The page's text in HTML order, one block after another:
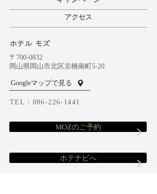
​アクセス
ホテル モズ
〒700-0832
岡山県岡山市北区京橋南町5-20
Googleマップで見る
TEL： 086-226-1441
MOZのご予約
ホテナビへ